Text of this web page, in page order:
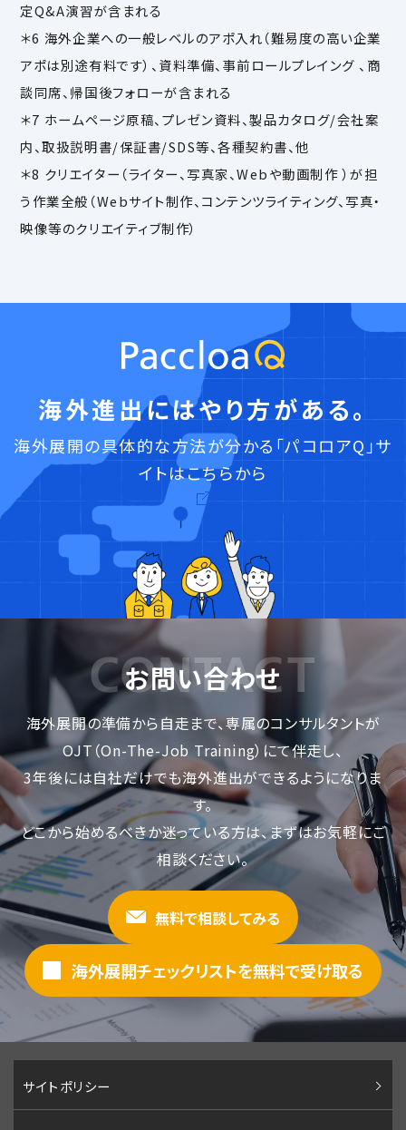
定Q&A演習が含まれる
＊6 海外企業への一般レベルのアポ入れ（難易度の高い企業
アポは別途有料です）、資料準備、事前ロールプレイング 、商
談同席、帰国後フォローが含まれる
＊7 ホームページ原稿、プレゼン資料、製品カタログ/会社案
内、取扱説明書/保証書/SDS等、各種契約書、他
＊8 クリエイター（ライター、写真家、Webや動画制作 ）が担
う作業全般（Webサイト制作、コンテンツライティング、写真・
映像等のクリエイティブ制作）
海外進出にはやり方がある。
海外展開の具体的な方法が分かる「パコロアQ」サ
イトはこちらから
お問い合わせ
海外展開の準備から自走まで、専属のコンサルタントが
OJT（On-The-Job Training）にて伴走し、
3年後には自社だけでも海外進出ができるようになりま
す。
どこから始めるべきか迷っている方は、まずはお気軽にご
相談ください。
無料で相談してみる
海外展開チェックリストを無料で受け取る
サイトポリシー